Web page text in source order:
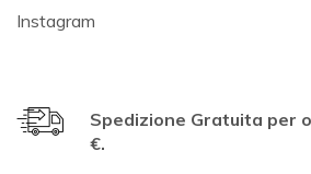
Instagram
Spedizione Gratuita per
€.